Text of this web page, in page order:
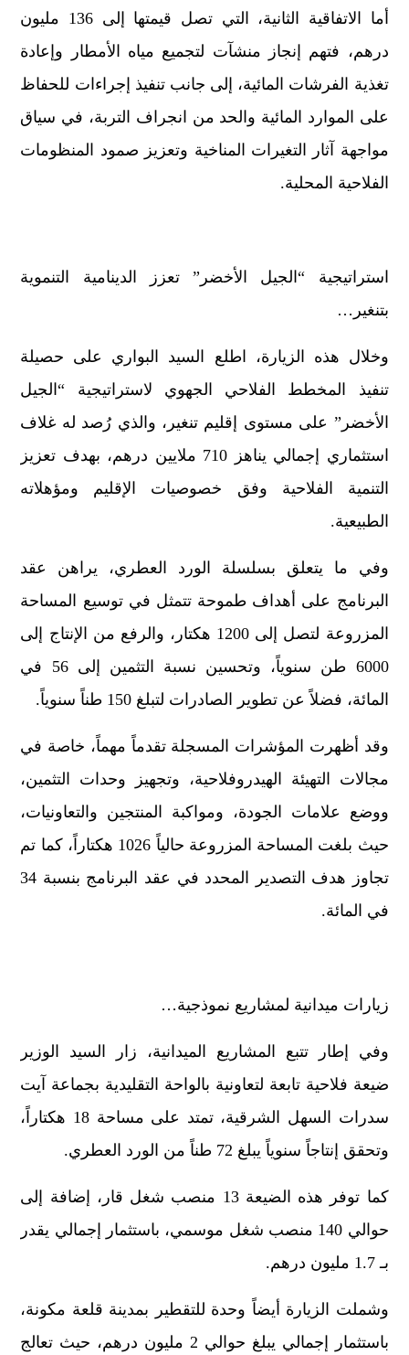
أما الاتفاقية الثانية، التي تصل قيمتها إلى 136 مليون
درهم، فتهم إنجاز منشآت لتجميع مياه الأمطار وإعادة
تغذية الفرشات المائية، إلى جانب تنفيذ إجراءات للحفاظ
على الموارد المائية والحد من انجراف التربة، في سياق
مواجهة آثار التغيرات المناخية وتعزيز صمود المنظومات
الفلاحية المحلية.
استراتيجية “الجيل الأخضر” تعزز الدينامية التنموية
بتنغير…
وخلال هذه الزيارة، اطلع السيد البواري على حصيلة
تنفيذ المخطط الفلاحي الجهوي لاستراتيجية “الجيل
الأخضر” على مستوى إقليم تنغير، والذي رُصد له غلاف
استثماري إجمالي يناهز 710 ملايين درهم، بهدف تعزيز
التنمية الفلاحية وفق خصوصيات الإقليم ومؤهلاته
الطبيعية.
وفي ما يتعلق بسلسلة الورد العطري، يراهن عقد
البرنامج على أهداف طموحة تتمثل في توسيع المساحة
المزروعة لتصل إلى 1200 هكتار، والرفع من الإنتاج إلى
6000 طن سنوياً، وتحسين نسبة التثمين إلى 56 في
المائة، فضلاً عن تطوير الصادرات لتبلغ 150 طناً سنوياً.
وقد أظهرت المؤشرات المسجلة تقدماً مهماً، خاصة في
مجالات التهيئة الهيدروفلاحية، وتجهيز وحدات التثمين،
ووضع علامات الجودة، ومواكبة المنتجين والتعاونيات،
حيث بلغت المساحة المزروعة حالياً 1026 هكتاراً، كما تم
تجاوز هدف التصدير المحدد في عقد البرنامج بنسبة 34
في المائة.
زيارات ميدانية لمشاريع نموذجية…
وفي إطار تتبع المشاريع الميدانية، زار السيد الوزير
ضيعة فلاحية تابعة لتعاونية بالواحة التقليدية بجماعة آيت
سدرات السهل الشرقية، تمتد على مساحة 18 هكتاراً،
وتحقق إنتاجاً سنوياً يبلغ 72 طناً من الورد العطري.
كما توفر هذه الضيعة 13 منصب شغل قار، إضافة إلى
حوالي 140 منصب شغل موسمي، باستثمار إجمالي يقدر
بـ 1.7 مليون درهم.
وشملت الزيارة أيضاً وحدة للتقطير بمدينة قلعة مكونة،
باستثمار إجمالي يبلغ حوالي 2 مليون درهم، حيث تعالج